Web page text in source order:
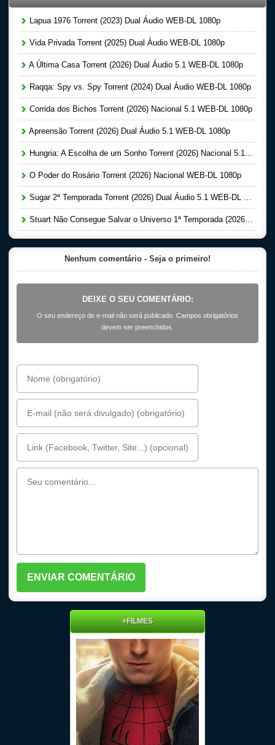
Lapua 1976 Torrent (2023) Dual Áudio WEB-DL 1080p
Vida Privada Torrent (2025) Dual Áudio WEB-DL 1080p
A Última Casa Torrent (2026) Dual Áudio 5.1 WEB-DL 1080p
Raqqa: Spy vs. Spy Torrent (2024) Dual Áudio WEB-DL 1080p
Corrida dos Bichos Torrent (2026) Nacional 5.1 WEB-DL 1080p
Apreensão Torrent (2026) Dual Áudio 5.1 WEB-DL 1080p
Hungria: A Escolha de um Sonho Torrent (2026) Nacional 5.1 WEB-DL 1080p
O Poder do Rosário Torrent (2026) Nacional WEB-DL 1080p
Sugar 2ª Temporada Torrent (2026) Dual Áudio 5.1 WEB-DL 1080p
Stuart Não Consegue Salvar o Universo 1ª Temporada (2026) Dual Áudio 5.1 WEB-DL 1080p
Nenhum comentário - Seja o primeiro!
DEIXE O SEU COMENTÁRIO:
O seu endereço de e-mail não será publicado. Campos obrigatórios
devem ser preenchidos.
+FILMES